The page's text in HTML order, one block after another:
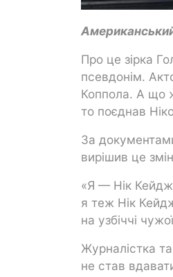
Про це зірка
псевдонім.
Коппола. А що
то поєднав
За
вирішив це
«Я — Нік
я теж Нік
на узбіччі
Журналістка
не став